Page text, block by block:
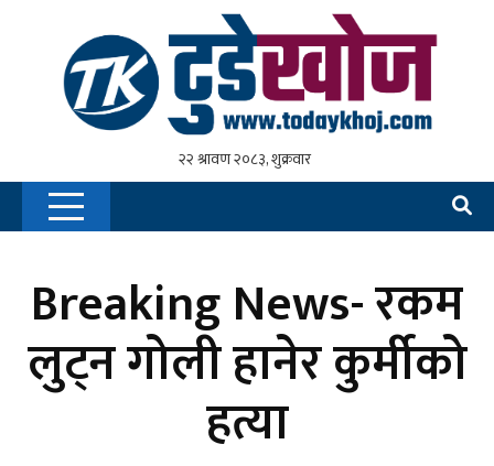
Breaking News- रकम
लुट्न गोली हानेर कुर्मीको
हत्या